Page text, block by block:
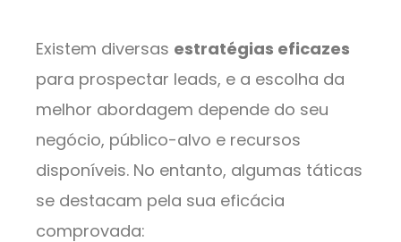
Existem diversas estratégias eficazes
para prospectar leads, e a escolha da
melhor abordagem depende do seu
negócio, público-alvo e recursos
disponíveis. No entanto, algumas táticas
se destacam pela sua eficácia
comprovada: